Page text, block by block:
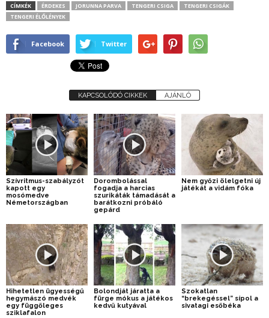
CÍMKÉK ÉRDEKES JORUNNA PARVA TENGERI CSIGA
TENGERI CSIGÁK
TENGERI ÉLŐLÉNYEK
Facebook Twitter
KAPCSOLÓDÓ CIKKEK AJÁNLÓ
Szívritmus-szabályzót
kapott egy
mosómedve
Németországban
Dorombolással
fogadja a harcias
szurikáták támadását a
barátkozni próbáló
gepárd
Nem győzi ölelgetni új
játékát a vidám fóka
Hihetetlen ügyességű
hegymászó medvék
egy függőleges
sziklafalon
Bolondját járatta a
fürge mókus a játékos
kedvű kutyával
Szokatlan
“brekegéssel” sípol a
sivatagi esőbéka